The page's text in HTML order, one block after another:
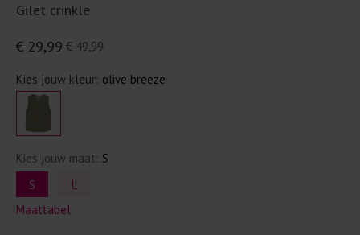
Gilet crinkle
€ 49,99
€ 29,99
Kies jouw kleur: olive breeze
Kies jouw maat: S
S
L
Maattabel